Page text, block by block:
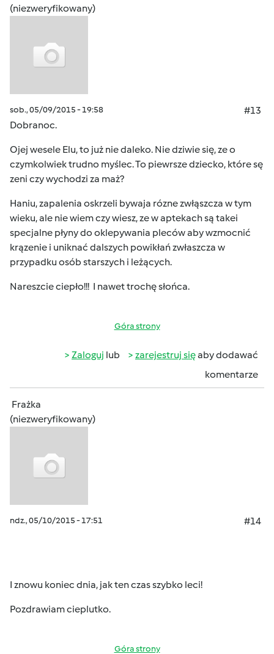
(niezweryfikowany)
sob., 05/09/2015 - 19:58
#13
Dobranoc.
Ojej wesele Elu, to już nie daleko. Nie dziwie się, ze o
czymkolwiek trudno myślec. To piewrsze dziecko, które sę
zeni czy wychodzi za maż?
Haniu, zapalenia oskrzeli bywaja rózne zwłąszcza w tym
wieku, ale nie wiem czy wiesz, ze w aptekach są takei
specjalne płyny do oklepywania pleców aby wzmocnić
krązenie i uniknać dalszych powikłań zwłaszcza w
przypadku osób starszych i leżących.
Nareszcie ciepło!!! I nawet trochę słońca.
Góra strony
Zaloguj lub zarejestruj sięaby dodawać
komentarze
Frażka
(niezweryfikowany)
ndz., 05/10/2015 - 17:51 #14
I znowu koniec dnia, jak ten czas szybko leci!
Pozdrawiam cieplutko.
Góra strony